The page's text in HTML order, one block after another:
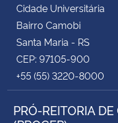
Cidade Universitária
Bairro Camobi
Santa Maria - RS
CEP: 97105-900
+55 (55) 3220-8000
PRÓ-REITORIA